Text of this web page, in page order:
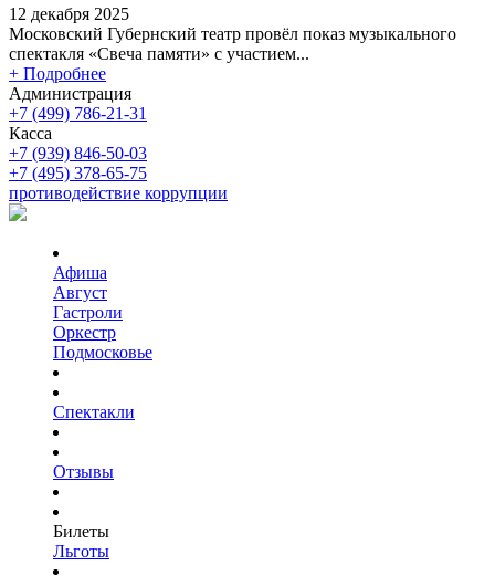
12 декабря 2025
Московский Губернский театр провёл показ музыкального
спектакля «Свеча памяти» с участием...
+ Подробнее
Администрация
+7 (499) 786-21-31
Касса
+7 (939) 846-50-03
+7 (495) 378-65-75
противодействие коррупции
Афиша
Август
Гастроли
Оркестр
Подмосковье
Спектакли
Отзывы
Билеты
Льготы